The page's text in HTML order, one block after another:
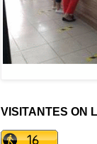
VISITANTES ON